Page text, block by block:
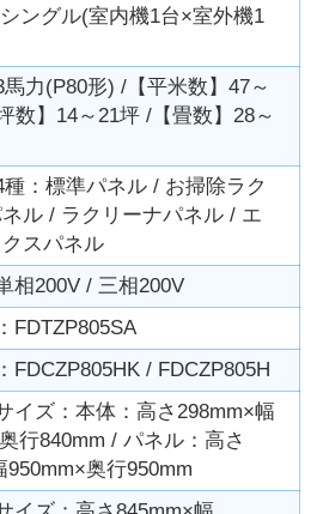
ングル(室内機1台×室外機1
力(P80形) /【平米数】47～
数】14～21坪 /【畳数】28～
：標準パネル / お掃除ラク
ネル / ラクリーナパネル / エ
スパネル
相200V / 三相200V
FDTZP805SA
FDCZP805HK / FDCZP805H
イズ：本体：高さ298mm×幅
行840mm / パネル：高さ
950mm×奥行950mm